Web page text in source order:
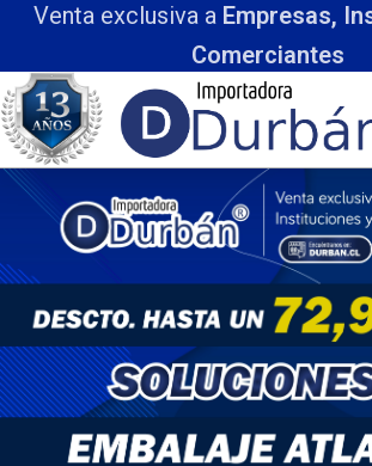
exclusiva aEmpresas,
Comerciantes